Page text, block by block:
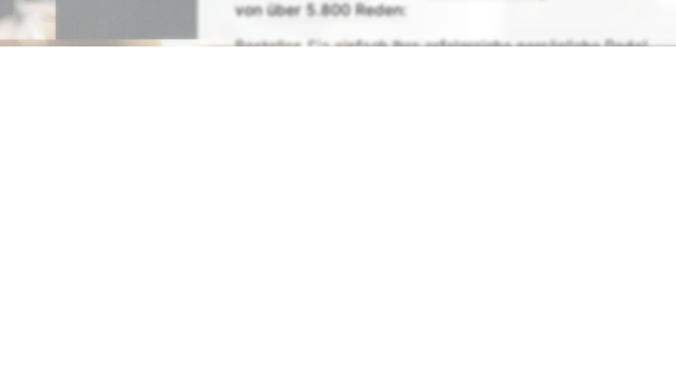
vonüber 5.800 Reden:
Bestellen Sie einfachIhre erfolgreiche persönliche Rede!